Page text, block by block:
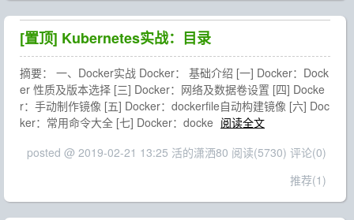
[置顶] Kubernetes实战：目录
摘要： 一、Docker实战 Docker： 基础介绍 [一] Docker：Dock
er 性质及版本选择 [三] Docker：网络及数据卷设置 [四] Docke
r：手动制作镜像 [五] Docker：dockerfile自动构建镜像 [六] Doc
ker：常用命令大全 [七] Docker：docke 阅读全文
posted @ 2019-02-21 13:25 活的潇洒80 阅读(5730) 评论(0)
推荐(1)